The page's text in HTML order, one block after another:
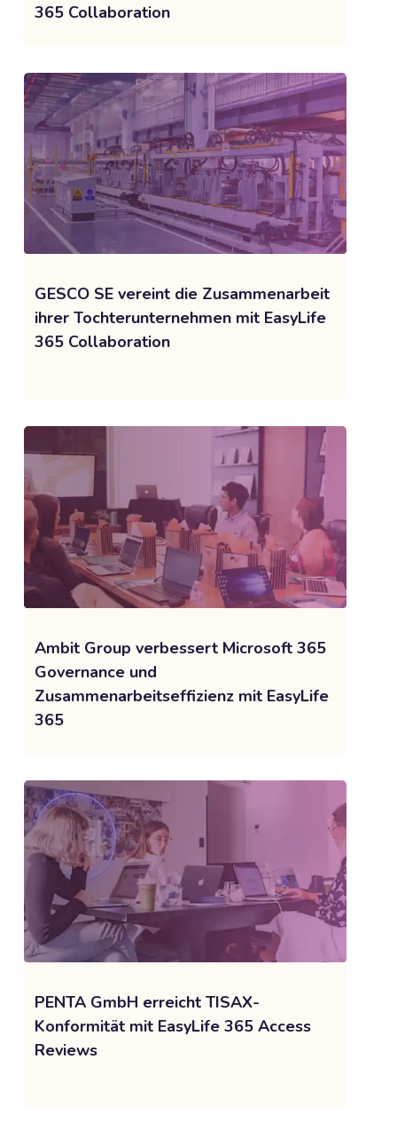
365 Collaboration
GESCO SE vereint die Zusammenarbeit
ihrer Tochterunternehmen mit EasyLife
365 Collaboration
Ambit Group verbessert Microsoft 365
Governance und
Zusammenarbeitseffizienz mit EasyLife
365
PENTA GmbH erreicht TISAX-
Konformität mit EasyLife 365 Access
Reviews